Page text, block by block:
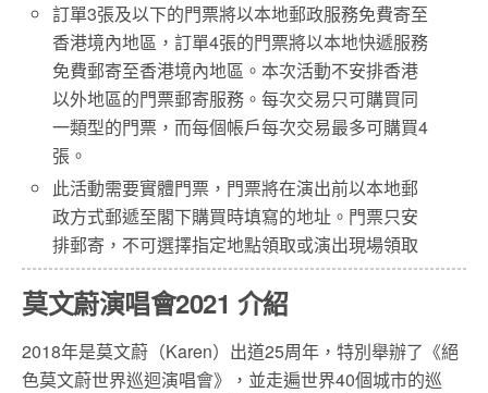
訂單3張及以下的門票將以本地郵政服務免費寄至
香港境內地區，訂單4張的門票將以本地快遞服務
免費郵寄至香港境內地區。本次活動不安排香港
以外地區的門票郵寄服務。每次交易只可購買同
一類型的門票，而每個帳戶每次交易最多可購買4
張。
此活動需要實體門票，門票將在演出前以本地郵
政方式郵遞至閣下購買時填寫的地址。門票只安
排郵寄，不可選擇指定地點領取或演出現場領取
莫文蔚演唱會2021 介紹
2018年是莫文蔚（Karen）出道25周年，特別舉辦了《絕
色莫文蔚世界巡迴演唱會》，並走遍世界40個城市的巡